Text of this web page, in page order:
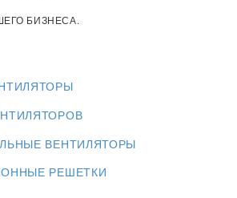
БИЗНЕСА.
ВЕНТИЛЯТОРЫ
РЕШЕТКИ